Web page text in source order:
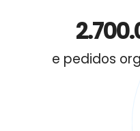
e pedidos